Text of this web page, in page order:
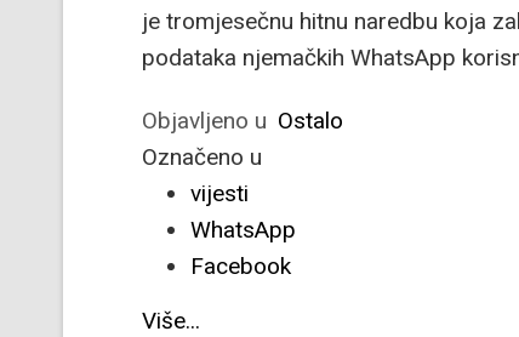
je tromjesečnu hitnu naredbu koja
podataka njemačkih WhatsApp
Objavljeno u Ostalo
Označeno u
vijesti
WhatsApp
Facebook
Više...